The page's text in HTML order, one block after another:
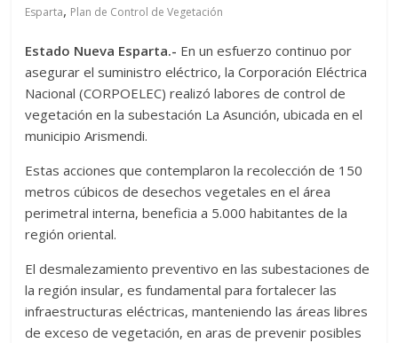
Esparta, Plan de Control de Vegetación
Estado Nueva Esparta.- En un esfuerzo continuo por
asegurar el suministro eléctrico, la Corporación Eléctrica
Nacional (CORPOELEC) realizó labores de control de
vegetación en la subestación La Asunción, ubicada en el
municipio Arismendi.
Estas acciones que contemplaron la recolección de 150
metros cúbicos de desechos vegetales en el área
perimetral interna, beneficia a 5.000 habitantes de la
región oriental.
El desmalezamiento preventivo en las subestaciones de
la región insular, es fundamental para fortalecer las
infraestructuras eléctricas, manteniendo las áreas libres
de exceso de vegetación, en aras de prevenir posibles